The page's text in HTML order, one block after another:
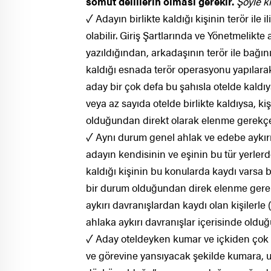
✓ Adayın birlikte kaldığı kişinin terör ile
olabilir. Giriş Şartlarında ve Yönetmelikte
yazıldığından, arkadaşının terör ile
kaldığı esnada terör operasyonu
aday bir çok defa bu şahısla otelde
veya az sayıda otelde birlikte kaldıysa,
olduğundan direkt olarak elenme
✓ Aynı durum genel ahlak ve edebe
adayın kendisinin ve eşinin bu tür
kaldığı kişinin bu konularda kaydı varsa
bir durum olduğundan direk elenme
aykırı davranışlardan kaydı olan
ahlaka aykırı davranışlar içerisinde
✓ Aday oteldeyken kumar ve içkiden çok
ve görevine yansıyacak şekilde kumara,